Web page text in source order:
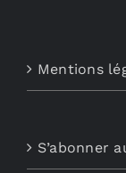
Mentions
S’abonner